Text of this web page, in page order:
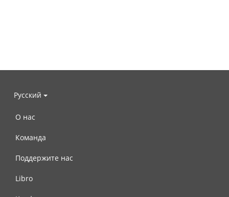
Русский
О нас
Команда
Поддержите нас
Libro